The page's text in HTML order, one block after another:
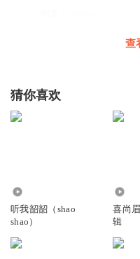
夜间留声
chanceme
希望辽宁队不要再出
chanceme
还在想明天就决赛了
查
猜你喜欢
听我韶韶（shao
shao）
喜尚
辑